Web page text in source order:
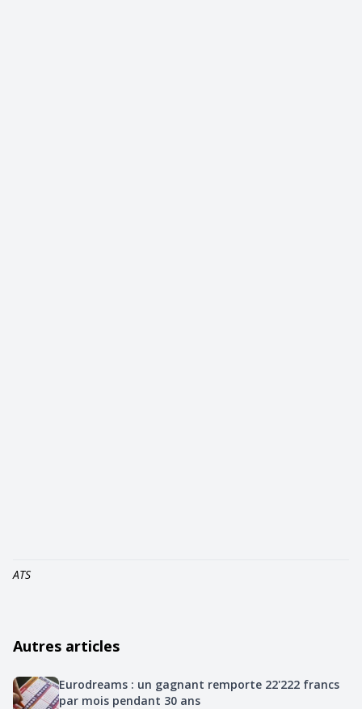
ATS
Autres articles
Eurodreams : un gagnant remporte 22'222 francs
par mois pendant 30 ans